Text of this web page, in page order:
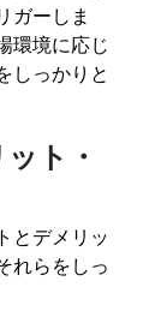
ガーしま
環境に応じ
しっかりと
ト・
とデメリッ
れらをしっ